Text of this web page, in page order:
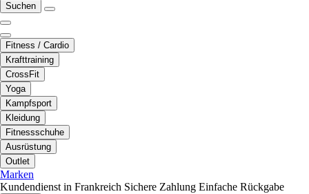
Suchen
Fitness / Cardio
Krafttraining
CrossFit
Yoga
Kampfsport
Kleidung
Fitnessschuhe
Ausrüstung
Outlet
Marken
Kundendienst in Frankreich Sichere Zahlung Einfache Rückgabe